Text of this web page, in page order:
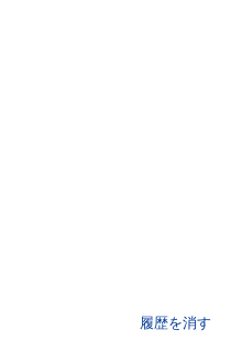
履歴を消す